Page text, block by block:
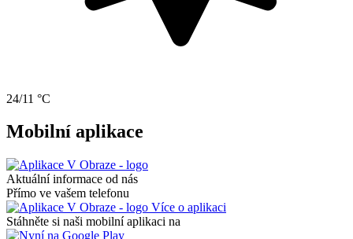
24/11 °C
Mobilní aplikace
Aktuální informace od nás
Přímo ve vašem telefonu
Více o aplikaci
Stáhněte si naši mobilní aplikaci na